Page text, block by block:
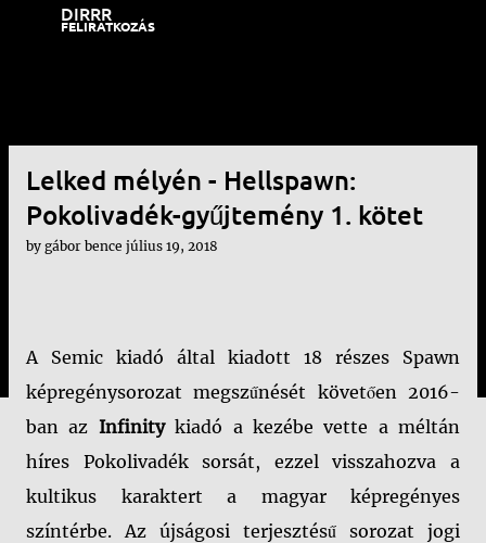
DIRRR
FELIRATKOZÁS
Lelked mélyén - Hellspawn:
Pokolivadék-gyűjtemény 1. kötet
by gábor bence július 19, 2018
A Semic kiadó által kiadott 18 részes Spawn
képregénysorozat megszűnését követően 2016-
ban az Infinitykiadó a kezébe vette a méltán
híres Pokolivadék sorsát, ezzel visszahozva a
kultikus karaktert a magyar képregényes
színtérbe. Az újságosi terjesztésű sorozat jogi